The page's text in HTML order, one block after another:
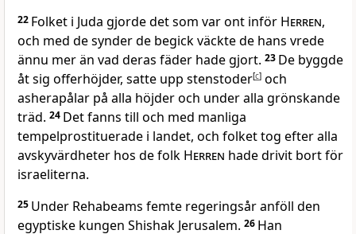
22 Folket i Juda gjorde det som var ont inför Herren,
och med de synder de begick väckte de hans vrede
ännu mer än vad deras fäder hade gjort. 23 De byggde
åt sig offerhöjder, satte upp stenstoder[c] och
asherapålar på alla höjder och under alla grönskande
träd. 24 Det fanns till och med manliga
tempelprostituerade i landet, och folket tog efter alla
avskyvärdheter hos de folk Herren hade drivit bort för
israeliterna.
25 Under Rehabeams femte regeringsår anföll den
egyptiske kungen Shishak Jerusalem. 26 Han